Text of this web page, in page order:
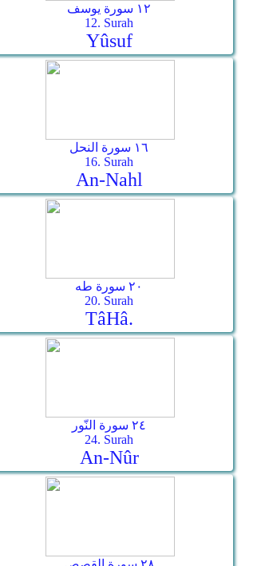
١٢ سورة يوسف
12. Surah
Yûsuf
١٦ سورة النحل
16. Surah
An-Nahl
٢٠ سورة طه
20. Surah
Tâ­Hâ.
٢٤ سورة النّور
24. Surah
An-Nûr